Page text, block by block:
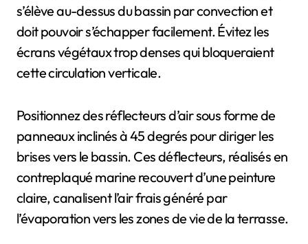
s’élève au-dessus du bassin par convection et
doit pouvoir s’échapper facilement. Évitez les
écrans végétaux trop denses qui bloqueraient
cette circulation verticale.
Positionnez des réflecteurs d’air sous forme de
panneaux inclinés à 45 degrés pour diriger les
brises vers le bassin. Ces déflecteurs, réalisés en
contreplaqué marine recouvert d’une peinture
claire, canalisent l’air frais généré par
l’évaporation vers les zones de vie de la terrasse.